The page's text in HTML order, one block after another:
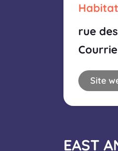
rue
Site
EAST